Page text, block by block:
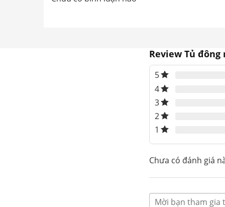
Đặc điểm Tủ đông mát
– Lòng tủ coil nhôm sơn tĩnh điện
Review Tủ đông
5
4
3
2
1
Chưa có đánh giá